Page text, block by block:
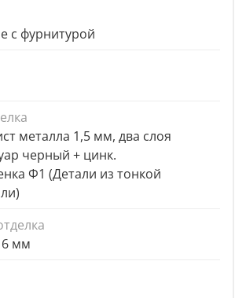
с фурнитурой
металла 1,5 мм, два слоя
черный + цинк.
Ф1 (Детали из тонкой
мм